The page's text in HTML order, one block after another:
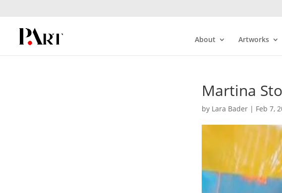
About Artworks
Martina
by Lara Bader | Feb 7,